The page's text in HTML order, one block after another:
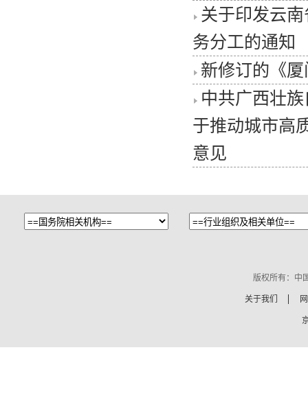
关于印发云
务分工的通知
新修订的《
中共广西壮
于推动城市高
意见
版权所有：中
关于我们